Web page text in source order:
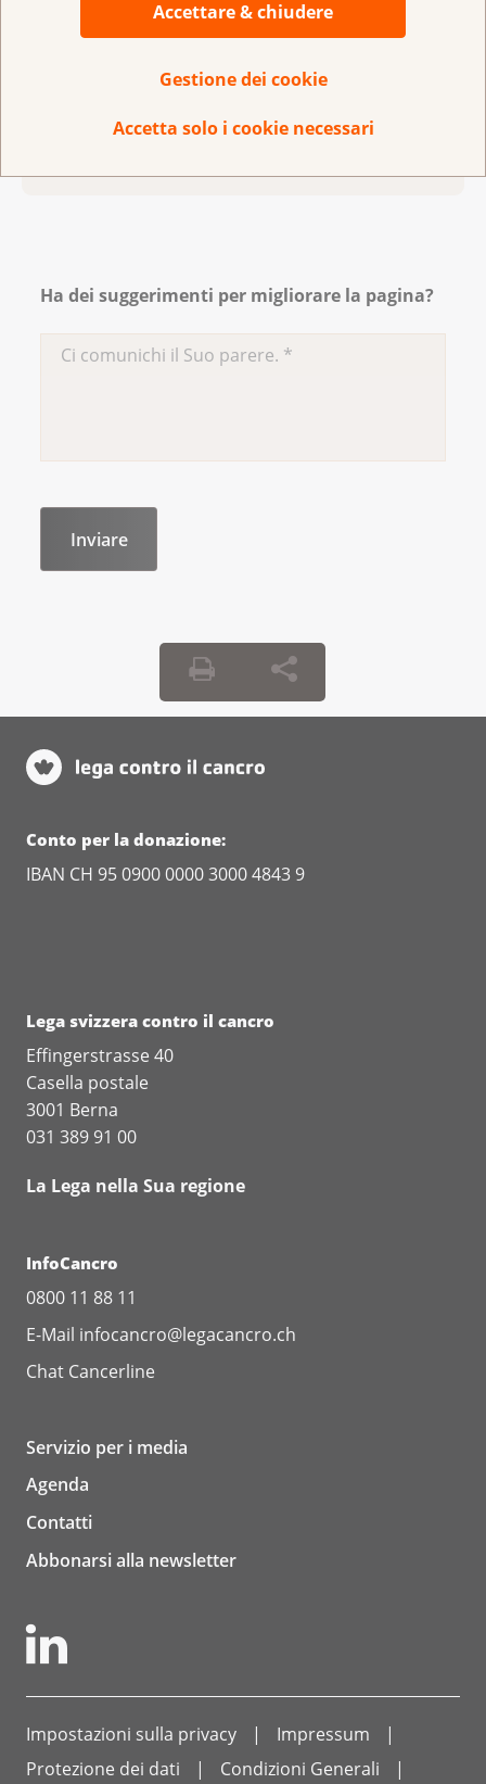
Accettare & chiudere
Gestione dei cookie
Accetta solo i cookie necessari
Ha dei suggerimenti per migliorare la pagina?
Conto per la donazione:
IBAN CH 95 0900 0000 3000 4843 9
Lega svizzera contro il cancro
Effingerstrasse 40
Casella postale
3001 Berna
031 389 91 00
La Lega nella Sua regione
InfoCancro
0800 11 88 11
E-Mail infocancro@legacancro.ch
Chat Cancerline
Servizio per i media
Agenda
Contatti
Abbonarsi alla newsletter
Impostazioni sulla privacy
Impressum
Protezione dei dati
Condizioni Generali